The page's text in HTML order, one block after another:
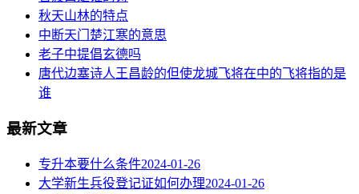
秋天山林的特点
中断天门楚江寒的意思
老子中提倡玄德吗
唐代边塞诗人王昌龄的但使龙城飞将在中的飞将指的是
谁
最新文章
专升本要什么条件2024-01-26
大学新生兵役登记证如何办理2024-01-26